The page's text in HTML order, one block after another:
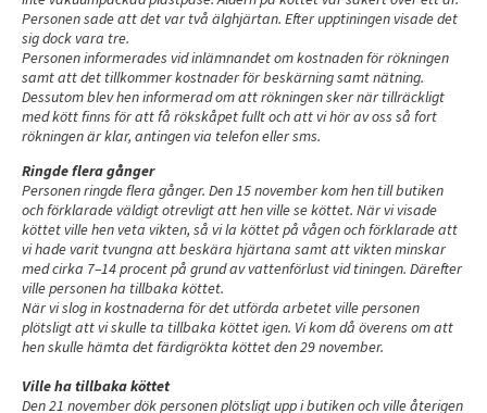
Personen sade att det var två älghjärtan. Efter upptiningen visade det
sig dock vara tre.
Personen informerades vid inlämnandet om kostnaden för rökningen
samt att det tillkommer kostnader för beskärning samt nätning.
Dessutom blev hen informerad om att rökningen sker när tillräckligt
med kött finns för att få rökskåpet fullt och att vi hör av oss så fort
rökningen är klar, antingen via telefon eller sms.
Ringde flera gånger
Personen ringde flera gånger. Den 15 november kom hen till butiken
och förklarade väldigt otrevligt att hen ville se köttet. När vi visade
köttet ville hen veta vikten, så vi la köttet på vågen och förklarade att
vi hade varit tvungna att beskära hjärtana samt att vikten minskar
med cirka 7–14 procent på grund av vattenförlust vid tiningen. Därefter
ville personen ha tillbaka köttet.
När vi slog in kostnaderna för det utförda arbetet ville personen
plötsligt att vi skulle ta tillbaka köttet igen. Vi kom då överens om att
hen skulle hämta det färdigrökta köttet den 29 november.
Ville ha tillbaka köttet
Den 21 november dök personen plötsligt upp i butiken och ville återigen